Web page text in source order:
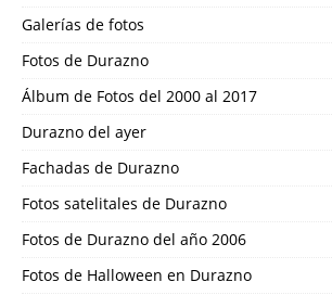
Galerías de fotos
Fotos de Durazno
Álbum de Fotos del 2000 al 2017
Durazno del ayer
Fachadas de Durazno
Fotos satelitales de Durazno
Fotos de Durazno del año 2006
Fotos de Halloween en Durazno